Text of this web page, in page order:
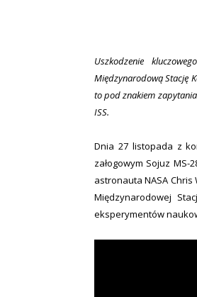
Uszkodzenie
Międzynarodową Stację
to pod znakiem
ISS.
Dnia 27 listopada z
załogowym Sojuz
astronauta NASA
Międzynarodowej
eksperymentów